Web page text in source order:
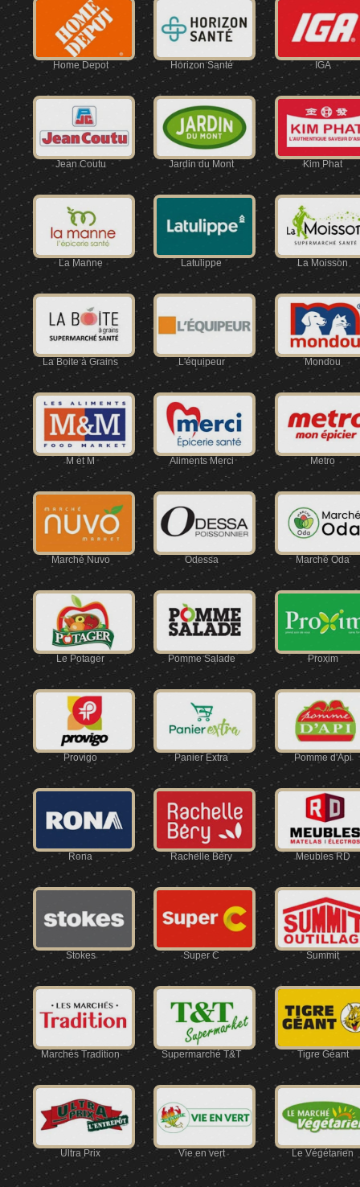
Home Depot Horizon Santé IGA
Jean Coutu Jardin du Mont Kim Phat
La Manne Latulippe La Moisson
La Boite à Grains L'équipeur Mondou
M et M Aliments Merci Metro
Marché Nuvo Odessa Marché Oda
Le Potager Pomme Salade Proxim
Provigo Panier Extra Pomme d'Api
Rona Rachelle Béry Meubles RD
Stokes Super C Summit
Marchés Tradition Supermarché T&T Tigre Géant
Ultra Prix Vie en vert Le Végétarien